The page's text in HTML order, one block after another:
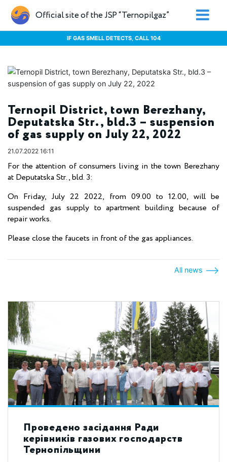
Official site of the JSP “Ternopilgaz”
IF GAS SMELL DETECTS, CALL 104
Ternopil District, town Berezhany,
Deputatska Str., bld.3 – suspension
of gas supply on July 22, 2022
21.07.2022 16:11
For the attention of consumers living in the town Berezhany
at Deputatska Str., bld. 3:
On Friday, July 22 2022, from 09.00 to 12.00, will be
suspended gas supply to apartment building because of
repair works.
Please close the faucets in front of the gas appliances.
All news
Проведено засідання Ради
керівників газових господарств
Тернопільщини